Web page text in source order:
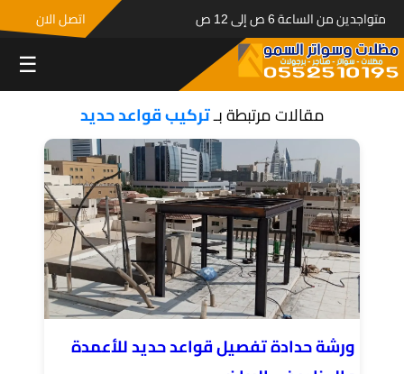
متواجدين من الساعة 6 ص إلى 12 ص اتصل الان
☰
مقالات مرتبطة بـتركيب قواعد حديد
ورشة حدادة تفصيل قواعد حديد للأعمدة